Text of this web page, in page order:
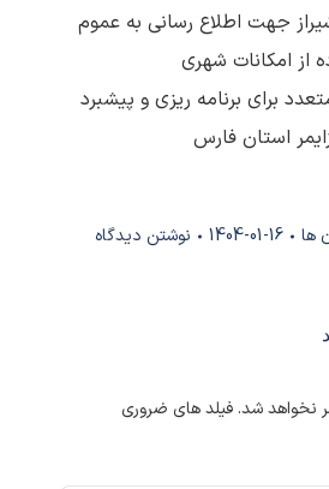
جهت اطلاع رسانی به عموم
از امکانات شهری
برای برنامه ریزی و پیشبرد
استان فارس
ها 1404-01-16 نوشتن دیدگاه
نخواهد شد. فیلد های ضروری